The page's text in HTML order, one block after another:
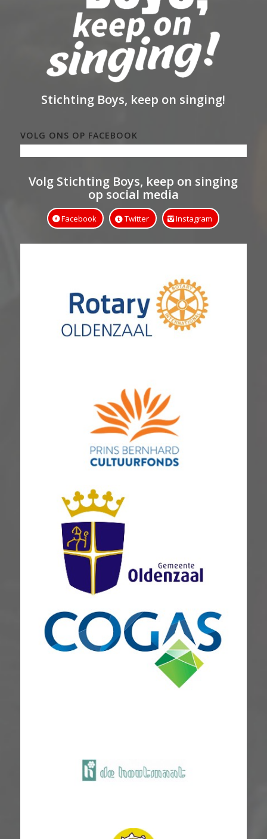
Stichting Boys, keep on singing!
VOLG ONS OP FACEBOOK
Volg Stichting Boys, keep on singing
op social media
Facebook Twitter Instagram